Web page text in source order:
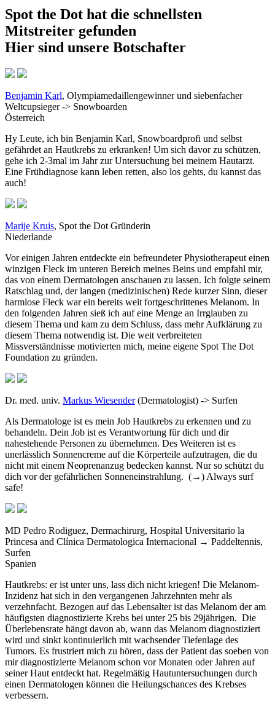
Spot the Dot hat die schnellsten
Mitstreiter gefunden
Hier sind unsere Botschafter
Benjamin Karl, Olympiamedaillengewinner und siebenfacher
Weltcupsieger -> Snowboarden
Österreich
Hy Leute, ich bin Benjamin Karl, Snowboardprofi und selbst
gefährdet an Hautkrebs zu erkranken! Um sich davor zu schützen,
gehe ich 2-3mal im Jahr zur Untersuchung bei meinem Hautarzt.
Eine Frühdiagnose kann leben retten, also los gehts, du kannst das
auch!
Marije Kruis, Spot the Dot Gründerin
Niederlande
Vor einigen Jahren entdeckte ein befreundeter Physiotherapeut einen
winzigen Fleck im unteren Bereich meines Beins und empfahl mir,
das von einem Dermatologen anschauen zu lassen. Ich folgte seinem
Ratschlag und, der langen (medizinischen) Rede kurzer Sinn, dieser
harmlose Fleck war ein bereits weit fortgeschrittenes Melanom. In
den folgenden Jahren sieß ich auf eine Menge an Irrglauben zu
diesem Thema und kam zu dem Schluss, dass mehr Aufklärung zu
diesem Thema notwendig ist. Die weit verbreiteten
Missverständnisse motivierten mich, meine eigene Spot The Dot
Foundation zu gründen.
Dr. med. univ. Markus Wiesender(Dermatologist) -> Surfen
Als Dermatologe ist es mein Job Hautkrebs zu erkennen und zu
behandeln. Dein Job ist es Verantwortung für dich und dir
nahestehende Personen zu übernehmen. Des Weiteren ist es
unerlässlich Sonnencreme auf die Körperteile aufzutragen, die du
nicht mit einem Neoprenanzug bedecken kannst. Nur so schützt du
dich vor der gefährlichen Sonneneinstrahlung. (→) Always surf
safe!
MD Pedro Rodiguez, Dermachirurg, Hospital Universitario la
Princesa and Clínica Dermatologica Internacional → Paddeltennis,
Surfen
Spanien
Hautkrebs: er ist unter uns, lass dich nicht kriegen! Die Melanom-
Inzidenz hat sich in den vergangenen Jahrzehnten mehr als
verzehnfacht. Bezogen auf das Lebensalter ist das Melanom der am
häufigsten diagnostizierte Krebs bei unter 25 bis 29jährigen. Die
Überlebensrate hängt davon ab, wann das Melanom diagnostiziert
wird und sinkt kontinuierlich mit wachsender Tiefenlage des
Tumors. Es frustriert mich zu hören, dass der Patient das soeben von
mir diagnostizierte Melanom schon vor Monaten oder Jahren auf
seiner Haut entdeckt hat. Regelmäßig Hautuntersuchungen durch
einen Dermatologen können die Heilungschances des Krebses
verbessern.